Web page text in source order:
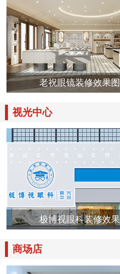
老祝眼镜装修效果图
视光中心
极博视眼科装修效果
商场店